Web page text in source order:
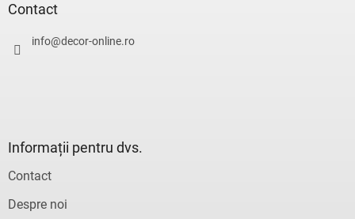
Contact
info@decor-online.ro
Informații pentru dvs.
Contact
Despre noi